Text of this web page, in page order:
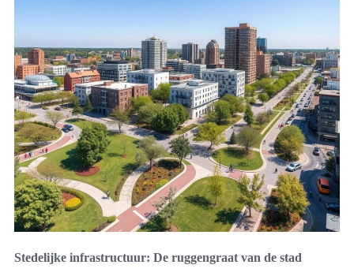
Stedelijke infrastructuur: De ruggengraat van de stad